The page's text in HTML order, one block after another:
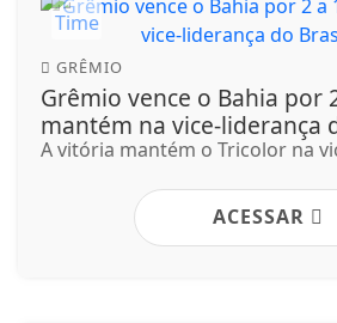
GRÊMIO
Grêmio vence o Bahia por
mantém na vice-liderança
A vitória mantém o Tricolor na
ACESSAR